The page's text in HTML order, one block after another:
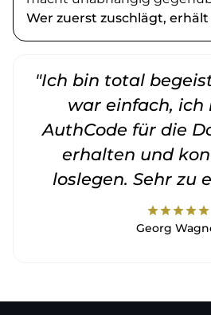
Wer zuerst zuschlägt,
"Ich bin total
war einfach, ich
AuthCode für die
erhalten und
loslegen. Sehr zu
starstarstarstarstar
Georg